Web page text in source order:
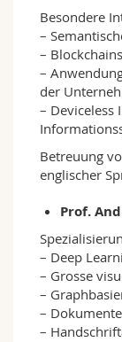
Besondere
–
–
–
der
–
Betreuung
englischer
Prof.
– Deep
– Grosse
–
–
–